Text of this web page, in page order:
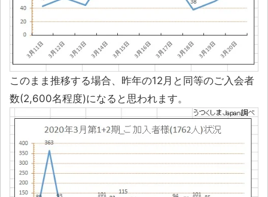
このまま推移する場合、昨年の12月と同等のご入会者
数(2,600名程度)になると思われます。